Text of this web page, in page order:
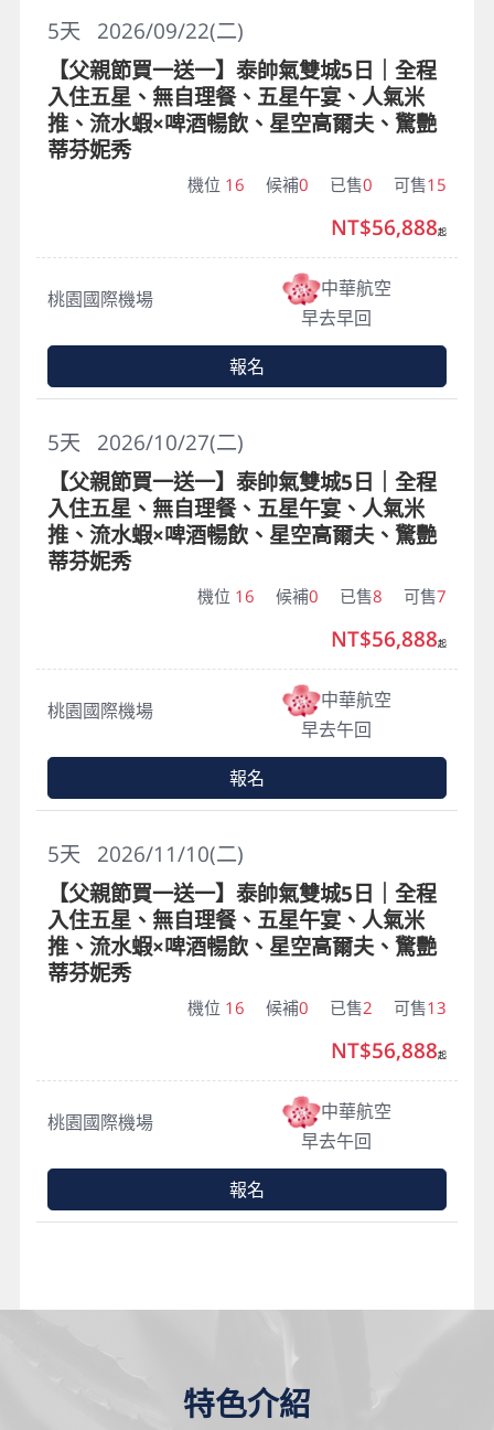
特色介紹
2026/09/22(二)
5天
【父親節買一送一】泰帥氣雙城5日｜全程
入住五星、無自理餐、五星午宴、人氣米
推、流水蝦×啤酒暢飲、星空高爾夫、驚艷
蒂芬妮秀
機位 16 候補0 已售0 可售15
桃園國際機場
中華航空
早去早回
NT$56,888起
報名
2026/10/27(二)
5天
【父親節買一送一】泰帥氣雙城5日｜全程
入住五星、無自理餐、五星午宴、人氣米
推、流水蝦×啤酒暢飲、星空高爾夫、驚艷
蒂芬妮秀
機位 16 候補0 已售8 可售7
桃園國際機場
中華航空
早去午回
NT$56,888起
報名
2026/11/10(二)
5天
【父親節買一送一】泰帥氣雙城5日｜全程
入住五星、無自理餐、五星午宴、人氣米
推、流水蝦×啤酒暢飲、星空高爾夫、驚艷
蒂芬妮秀
機位 16 候補0 已售2 可售13
桃園國際機場
中華航空
早去午回
NT$56,888起
報名